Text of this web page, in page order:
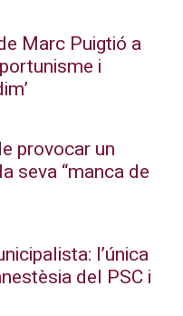
Marc Puigtió a
i
provocar un
seva “manca de
l’única
del PSC i